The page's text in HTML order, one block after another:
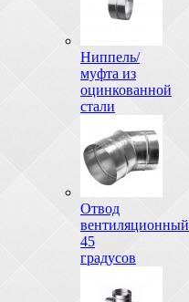
Ниппель/
муфта из
оцинкованной
стали
Отвод
вентиляционный
45
градусов